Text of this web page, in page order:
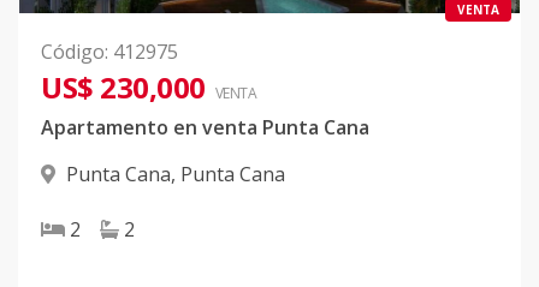
VENTA
Código: 412975
US$ 230,000 VENTA
Apartamento en venta Punta Cana
Punta Cana, Punta Cana
2 2